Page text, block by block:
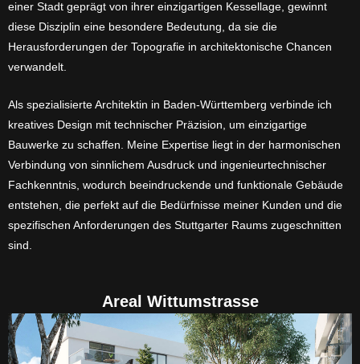
einer Stadt geprägt von ihrer einzigartigen Kessellage, gewinnt
diese Disziplin eine besondere Bedeutung, da sie die
Herausforderungen der Topografie in architektonische Chancen
verwandelt.
Als spezialisierte Architektin in Baden-Württemberg verbinde ich
kreatives Design mit technischer Präzision, um einzigartige
Bauwerke zu schaffen. Meine Expertise liegt in der harmonischen
Verbindung von sinnlichem Ausdruck und ingenieurtechnischer
Fachkenntnis, wodurch beeindruckende und funktionale Gebäude
entstehen, die perfekt auf die Bedürfnisse meiner Kunden und die
spezifischen Anforderungen des Stuttgarter Raums zugeschnitten
sind.
Areal Wittumstrasse